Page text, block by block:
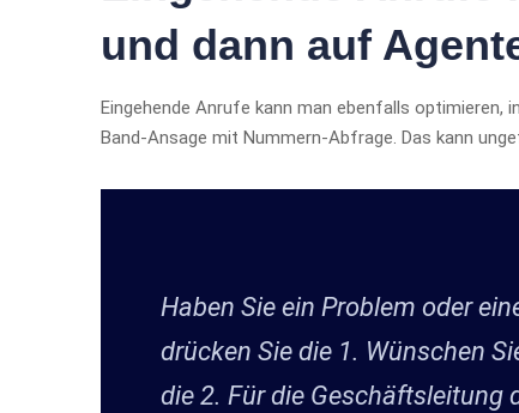
und dann auf
Eingehende Anrufe kann man ebenfalls optimieren,
Band-Ansage mit Nummern-Abfrage. Das kann
Haben Sie ein Problem oder
drücken Sie die 1. Wünschen
die 2. Für die Geschäftsleitung